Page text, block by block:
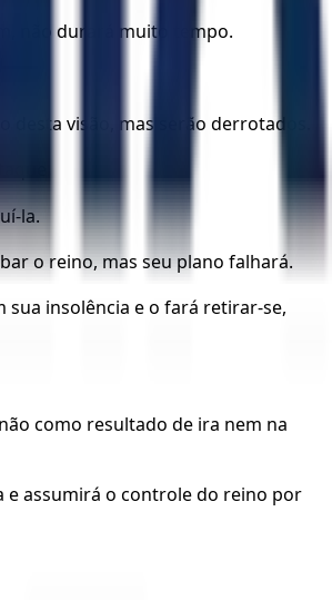
não durará muito tempo.
visão, mas serão derrotados.
la.
o reino, mas seu plano falhará.
sua insolência e o fará retirar-se,
como resultado de ira nem na
e assumirá o controle do reino por